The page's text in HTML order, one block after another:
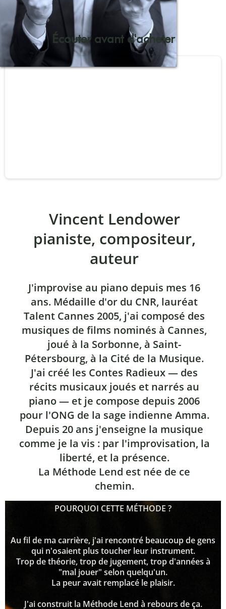
Écouter avant d'acheter
Vincent Lendower
pianiste, compositeur,
auteur
J'improvise au piano depuis mes 16
ans. Médaille d'or du CNR, lauréat
Talent Cannes 2005, j'ai composé des
musiques de films nominés à Cannes,
joué à la Sorbonne, à Saint-
Pétersbourg, à la Cité de la Musique.
J'ai créé les Contes Radieux — des
récits musicaux joués et narrés au
piano — et je compose depuis 2006
pour l'ONG de la sage indienne Amma.
Depuis 20 ans j'enseigne la musique
comme je la vis : par l'improvisation, la
liberté, et la présence.
La Méthode Lend est née de ce
chemin.
POURQUOI CETTE MÉTHODE ?
Au fil de ma carrière, j'ai rencontré beaucoup de gens
qui n'osaient plus toucher leur instrument.
Trop de théorie, trop de jugement, trop d'années à
"mal jouer" selon quelqu'un.
La peur avait remplacé le plaisir.
J'ai construit la Méthode Lend à rebours de ça.